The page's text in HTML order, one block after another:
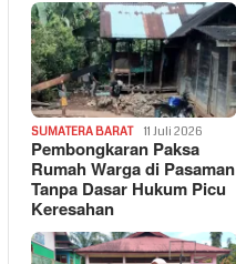
SUMATERA BARAT 11 Juli 2026
Pembongkaran Paksa
Rumah Warga di Pasaman
Tanpa Dasar Hukum Picu
Keresahan